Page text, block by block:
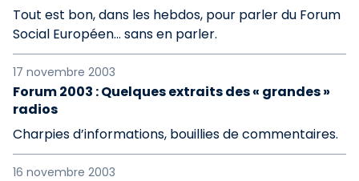
Tout est bon, dans les hebdos, pour parler du Forum
Social Européen… sans en parler.
17 novembre 2003
Forum 2003 : Quelques extraits des « grandes »
radios
Charpies d’informations, bouillies de commentaires.
16 novembre 2003